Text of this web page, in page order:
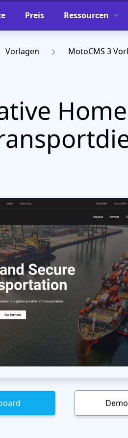
Preis Ressourcen
Vorlagen MotoCMS 3